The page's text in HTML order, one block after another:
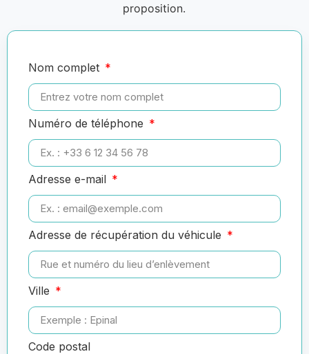
proposition.
Nom complet
Numéro de téléphone
Adresse e-mail
Adresse de récupération du véhicule
Ville
Code postal